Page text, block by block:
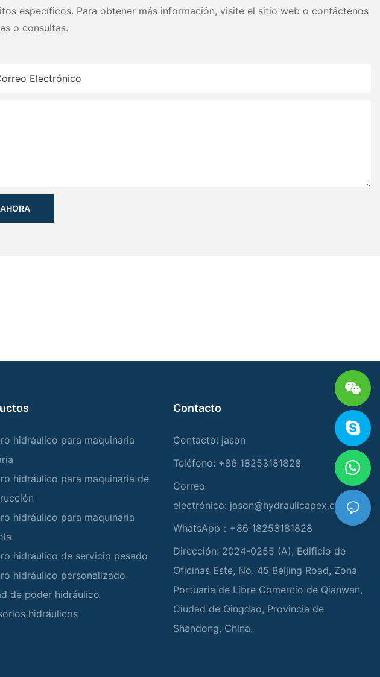
específicos. Para obtener más información, visite el sitio web o contáctenos
o consultas.
Electrónico
hidráulico para maquinaria
hidráulico para maquinaria de
hidráulico para maquinaria
hidráulico de servicio pesado
hidráulico personalizado
de poder hidráulico
hidráulicos
Contacto
Contacto: jason
Teléfono: +86 18253181828
Correo
electrónico: jason@hydraulicapex.com
WhatsApp：+86 18253181828
Dirección: 2024-0255 (A), Edificio de
Oficinas Este, No. 45 Beijing Road, Zona
Portuaria de Libre Comercio de Qianwan,
Ciudad de Qingdao, Provincia de
Shandong, China.